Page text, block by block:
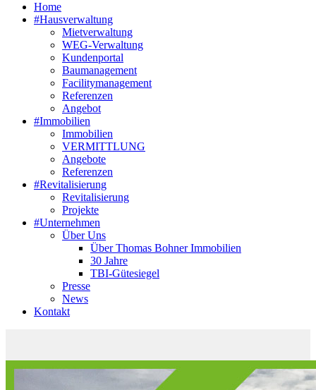
Home
#Hausverwaltung
Mietverwaltung
WEG-Verwaltung
Kundenportal
Baumanagement
Facilitymanagement
Referenzen
Angebot
#Immobilien
Immobilien
VERMITTLUNG
Angebote
Referenzen
#Revitalisierung
Revitalisierung
Projekte
#Unternehmen
Über Uns
Über Thomas Bohner Immobilien
30 Jahre
TBI-Gütesiegel
Presse
News
Kontakt